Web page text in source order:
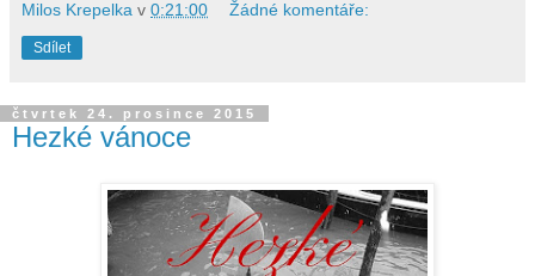
Milos Krepelka v 0:21:00 Žádné komentáře:
Sdílet
čtvrtek 24. prosince 2015
Hezké vánoce